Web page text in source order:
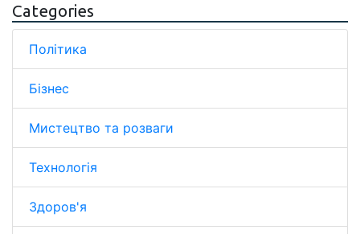
Categories
Політика
Бізнес
Мистецтво та розваги
Технологія
Здоров'я